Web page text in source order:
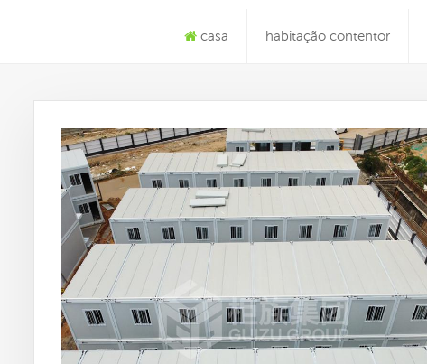
casa habitação contentor